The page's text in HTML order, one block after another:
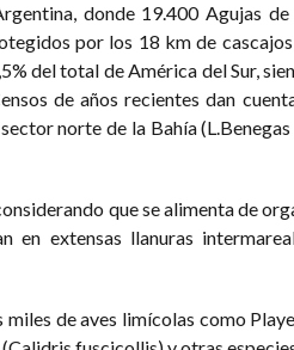
donde 19.400 Agujas
por los 18 km de
del total de América del Sur,
de años recientes dan
norte de la Bahía
que se alimenta de
en extensas llanuras
de aves limícolas como